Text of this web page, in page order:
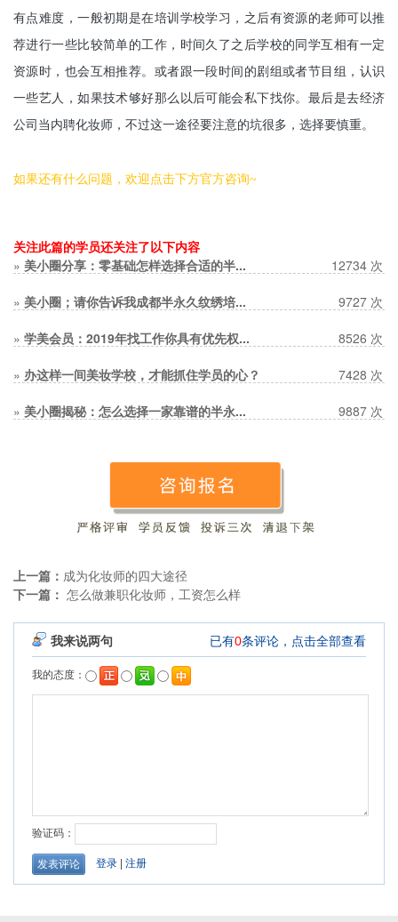
有点难度，一般初期是在培训学校学习，之后有资源的老师可以推
荐进行一些比较简单的工作，时间久了之后学校的同学互相有一定
资源时，也会互相推荐。或者跟一段时间的剧组或者节目组，认识
一些艺人，如果技术够好那么以后可能会私下找你。最后是去经济
公司当内聘化妆师，不过这一途径要注意的坑很多，选择要慎重。
如果还有什么问题，欢迎点击下方官方咨询~
关注此篇的学员还关注了以下内容
» 美小圈分享：零基础怎样选择合适的半... 12734 次
» 美小圈；请你告诉我成都半永久纹绣培... 9727 次
» 学美会员：2019年找工作你具有优先权... 8526 次
» 办这样一间美妆学校，才能抓住学员的心？ 7428 次
» 美小圈揭秘：怎么选择一家靠谱的半永... 9887 次
上一篇： 成为化妆师的四大途径
下一篇： 怎么做兼职化妆师，工资怎么样